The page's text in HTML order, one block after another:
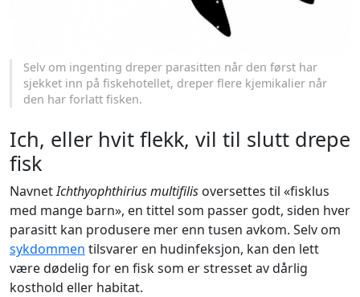
Selv om ingenting dreper parasitten når den først har
sjekket inn på fiskehotellet, dreper flere kjemikalier når
den har forlatt fisken.
Ich, eller hvit flekk, vil til slutt drepe
fisk
NavnetIchthyophthirius multifilis oversettes til «fisklus
med mange barn», en tittel som passer godt, siden hver
parasitt kan produsere mer enn tusen avkom. Selv om
sykdommen tilsvarer en hudinfeksjon, kan den lett
være dødelig for en fisk som er stresset av dårlig
kosthold eller habitat.